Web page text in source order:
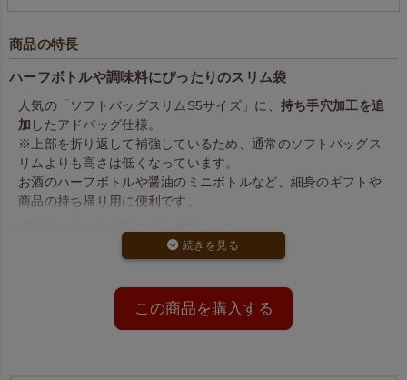
商品の特長
ハーフボトルや調味料にぴったりのスリム袋
人気の「ソフトバッグスリムS5サイズ」に、 持ち手穴加工を追
加 したアドバッグ仕様。
※上部を折り返して補強しているため、通常のソフトバッグス
リムよりも高さは低くなっています。
お酒のハーフボトルや醤油のミニボトルなど、細身のギフトや
商品の持ち帰り用に便利です。
二重仕立ての持ち手で安心感アップ
生地を二重にした持ち手穴加工付き。
っかりとした持ち心地を実現しています。
上品で使いやすい4色展開
この商品を購入する